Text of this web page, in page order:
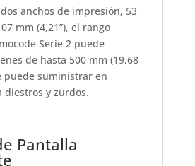
anchos de impresión, 53
mm (4,21”), el rango
Serie 2 puede
de hasta 500 mm (19,68
puede suministrar en
diestros y zurdos.
Pantalla